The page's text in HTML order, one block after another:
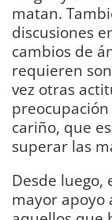
matan.
discusiones
cambios de
requieren
vez otras
cariño, que
superar las
Desde luego,
mayor apoyo